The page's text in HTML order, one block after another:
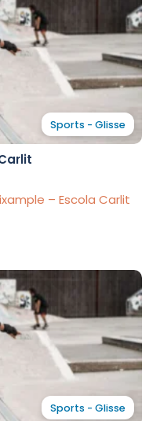
Sports - Glisse
– Escola Carlit
Sports - Glisse